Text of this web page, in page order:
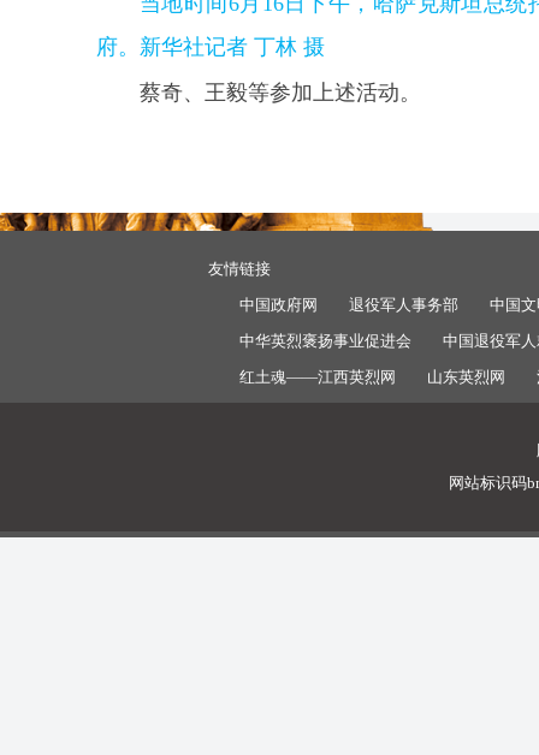
府。新华社记者 丁林 摄
蔡奇、王毅等参加上述活动。
友情链接
中国政府网
退役军人事务部
中国
中华英烈褒扬事业促进会
中国退役军
红土魂——江西英烈网
山东英烈网
网站标识码